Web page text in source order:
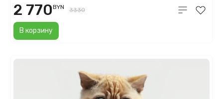
В корзину
2 770BYN 3330